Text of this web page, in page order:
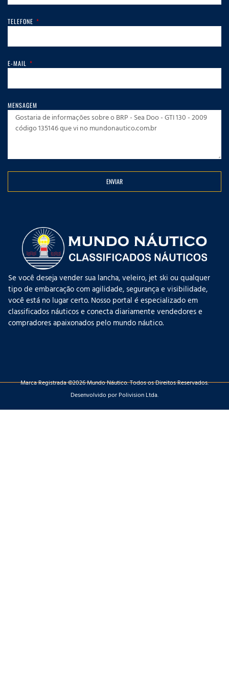
TELEFONE
E-MAIL
MENSAGEM
ENVIAR
Se você deseja vender sua lancha, veleiro, jet ski ou qualquer
tipo de embarcação com agilidade, segurança e visibilidade,
você está no lugar certo. Nosso portal é especializado em
classificados náuticos e conecta diariamente vendedores e
compradores apaixonados pelo mundo náutico.
Marca Registrada ©2026 Mundo Náutico. Todos os Direitos Reservados.
Desenvolvido por Polivision Ltda.